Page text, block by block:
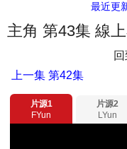
最近更
主角 第43集 線
上一集 第42集
片源1
FYun
片源2
LYun